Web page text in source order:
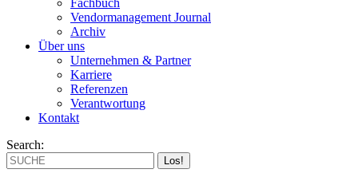
Fachbuch
Vendormanagement Journal
Archiv
Über uns
Unternehmen & Partner
Karriere
Referenzen
Verantwortung
Kontakt
Search: